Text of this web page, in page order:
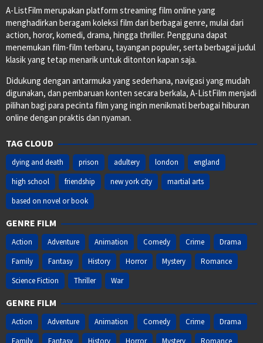
A-ListFilm merupakan platform streaming film online yang
menghadirkan beragam koleksi film dari berbagai genre, mulai dari
action, horor, komedi, drama, hingga thriller. Pengguna dapat
menemukan film-film terbaru, tayangan populer, serta berbagai judul
klasik yang tetap menarik untuk ditonton kapan saja.
Didukung dengan antarmuka yang sederhana, navigasi yang mudah
digunakan, dan pembaruan konten secara berkala, A-ListFilm menjadi
pilihan bagi para pecinta film yang ingin menikmati berbagai hiburan
online dengan praktis dan nyaman.
TAG CLOUD
dying and death prison adultery london
england
high school
friendship new york city
martial arts
based on novel or book
GENRE FILM
Action Adventure Animation Comedy Crime
Drama
Family
Fantasy History Horror Mystery
Romance
Science Fiction
Thriller War
GENRE FILM
Action Adventure Animation Comedy Crime
Drama